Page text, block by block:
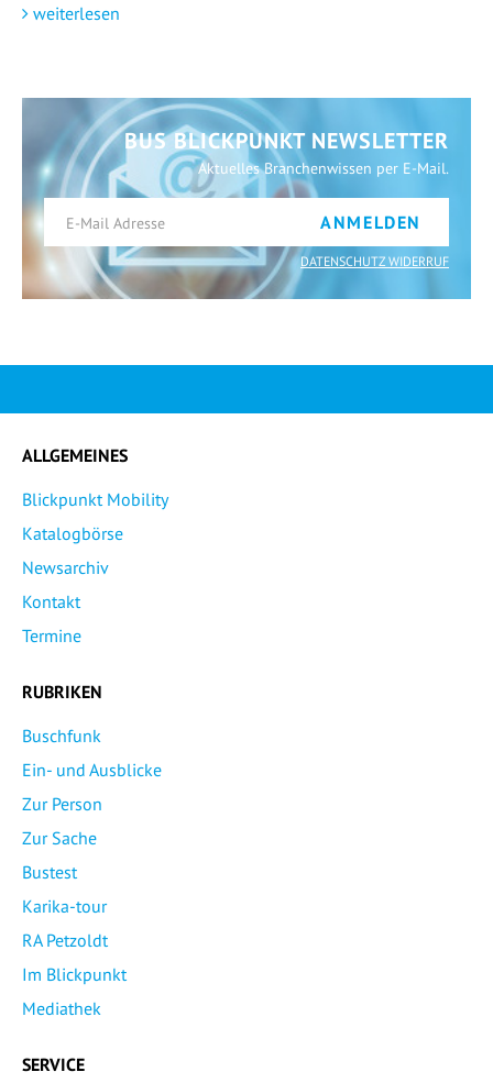
weiterlesen
BUS BLICKPUNKT NEWSLETTER
Aktuelles Branchenwissen per E-Mail.
ANMELDEN
DATENSCHUTZ WIDERRUF
ALLGEMEINES
Blickpunkt Mobility
Katalogbörse
Newsarchiv
Kontakt
Termine
RUBRIKEN
Buschfunk
Ein- und Ausblicke
Zur Person
Zur Sache
Bustest
Karika-tour
RA Petzoldt
Im Blickpunkt
Mediathek
SERVICE